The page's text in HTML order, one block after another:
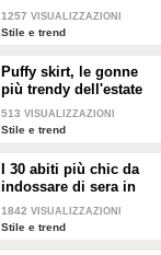
nella valigia dell'estate
2026
1257 VISUALIZZAZIONI
Stile e trend
Puffy skirt, le gonne
più trendy dell'estate
2026 sono quelle a
palloncino
513 VISUALIZZAZIONI
Stile e trend
I 30 abiti più chic da
indossare di sera in
estate
1842 VISUALIZZAZIONI
Stile e trend